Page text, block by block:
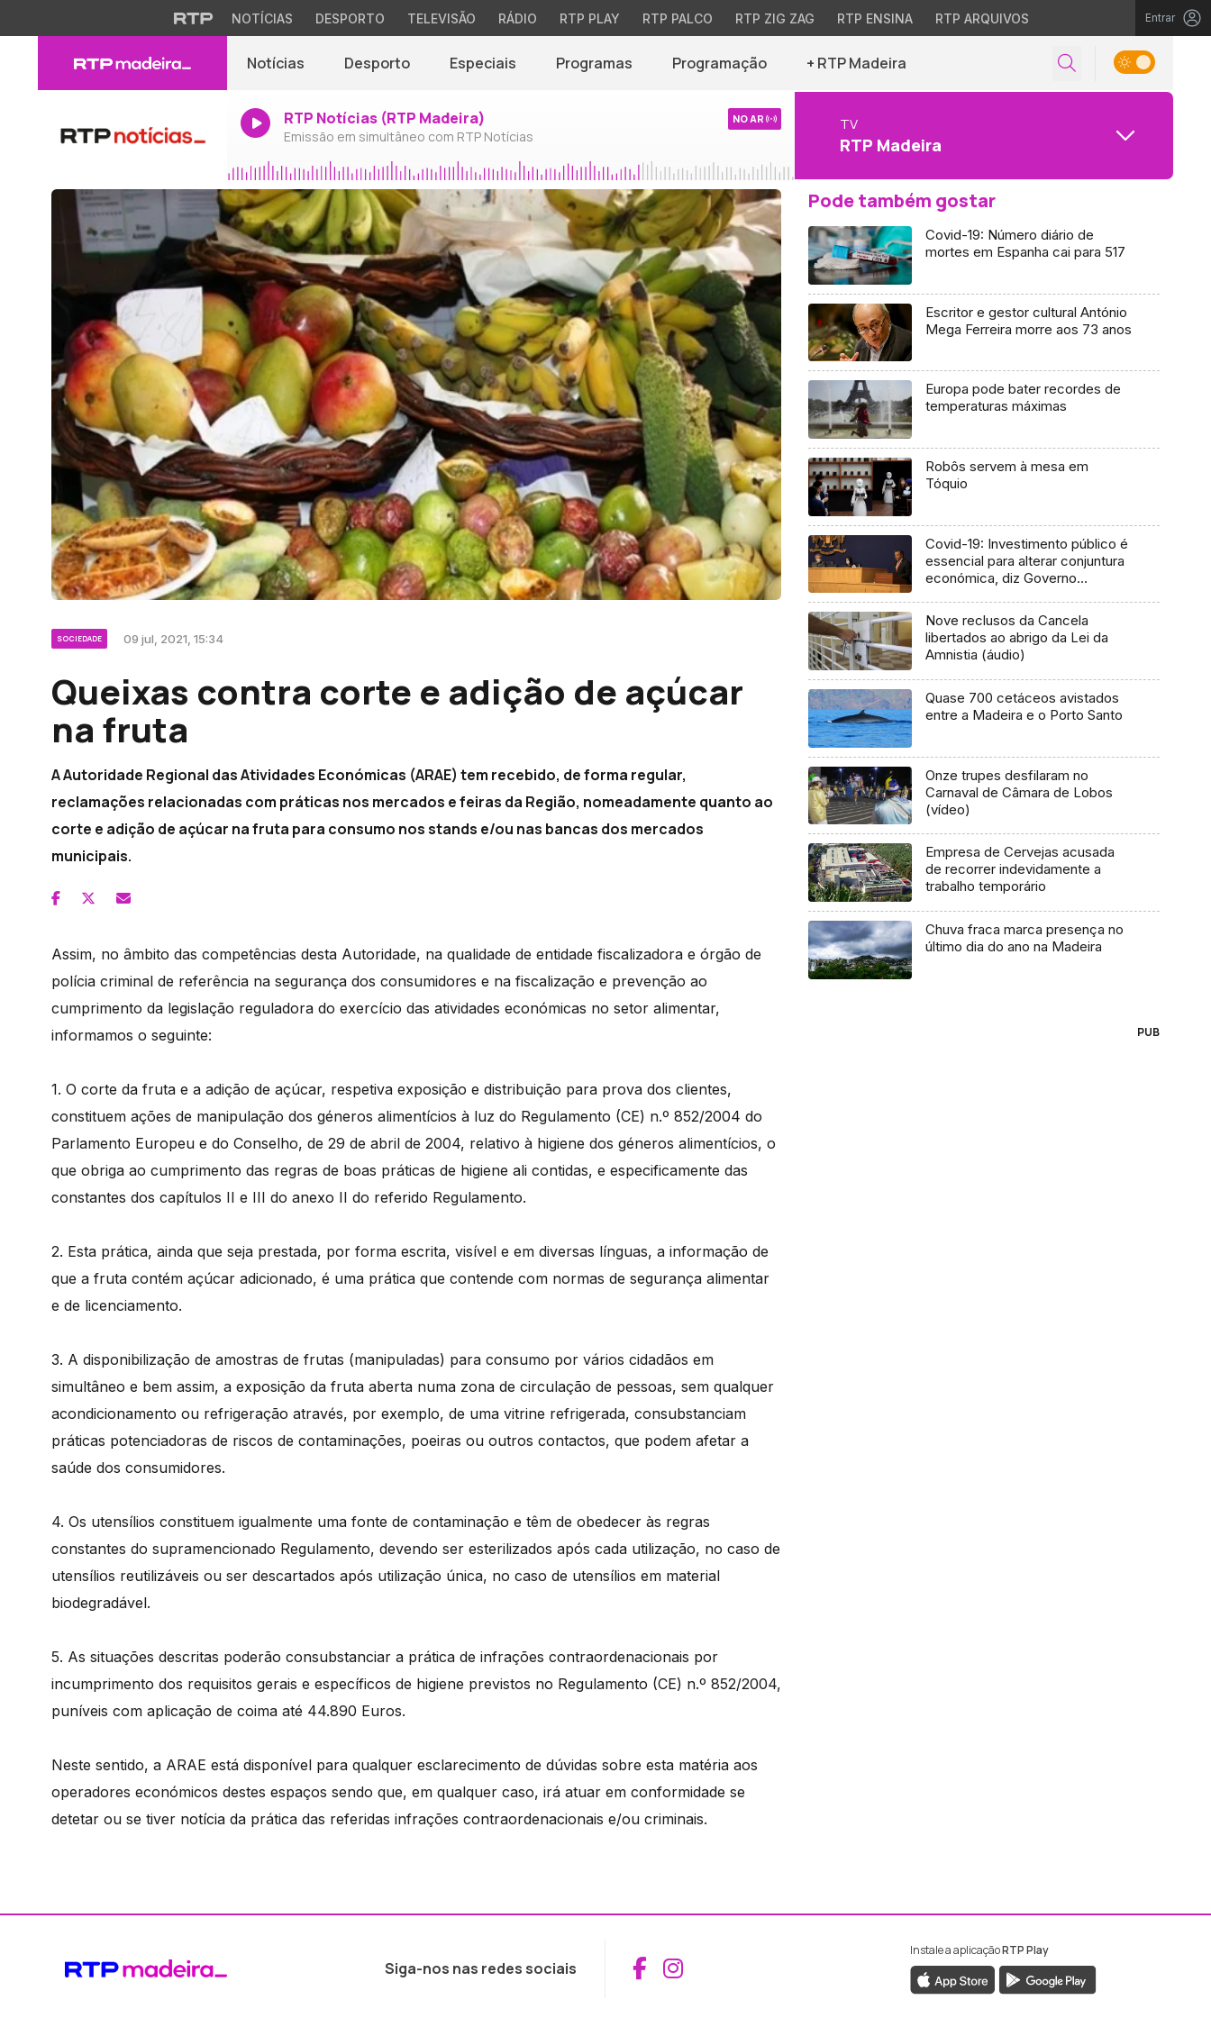
NOTÍCIAS DESPORTO TELEVISÃO RÁDIO RTP PLAY RTP PALCO RTP ZIG ZAG RTP ENSINA RTP ARQUIVOS Entrar
Notícias Desporto Especiais Programas Programação + RTP Madeira
RTP Notícias (RTP Madeira)
Emissão em simultâneo com RTP Notícias
NO AR TV
RTP Madeira
SOCIEDADE 09 jul, 2021, 15:34
Queixas contra corte e adição de açúcar
na fruta
A Autoridade Regional das Atividades Económicas (ARAE) tem recebido, de forma regular,
reclamações relacionadas com práticas nos mercados e feiras da Região, nomeadamente quanto ao
corte e adição de açúcar na fruta para consumo nos stands e/ou nas bancas dos mercados
municipais.
Assim, no âmbito das competências desta Autoridade, na qualidade de entidade fiscalizadora e órgão de
polícia criminal de referência na segurança dos consumidores e na fiscalização e prevenção ao
cumprimento da legislação reguladora do exercício das atividades económicas no setor alimentar,
informamos o seguinte:
1. O corte da fruta e a adição de açúcar, respetiva exposição e distribuição para prova dos clientes,
constituem ações de manipulação dos géneros alimentícios à luz do Regulamento (CE) n.º 852/2004 do
Parlamento Europeu e do Conselho, de 29 de abril de 2004, relativo à higiene dos géneros alimentícios, o
que obriga ao cumprimento das regras de boas práticas de higiene ali contidas, e especificamente das
constantes dos capítulos II e III do anexo II do referido Regulamento.
2. Esta prática, ainda que seja prestada, por forma escrita, visível e em diversas línguas, a informação de
que a fruta contém açúcar adicionado, é uma prática que contende com normas de segurança alimentar
e de licenciamento.
3. A disponibilização de amostras de frutas (manipuladas) para consumo por vários cidadãos em
simultâneo e bem assim, a exposição da fruta aberta numa zona de circulação de pessoas, sem qualquer
acondicionamento ou refrigeração através, por exemplo, de uma vitrine refrigerada, consubstanciam
práticas potenciadoras de riscos de contaminações, poeiras ou outros contactos, que podem afetar a
saúde dos consumidores.
4. Os utensílios constituem igualmente uma fonte de contaminação e têm de obedecer às regras
constantes do supramencionado Regulamento, devendo ser esterilizados após cada utilização, no caso de
utensílios reutilizáveis ou ser descartados após utilização única, no caso de utensílios em material
biodegradável.
5. As situações descritas poderão consubstanciar a prática de infrações contraordenacionais por
incumprimento dos requisitos gerais e específicos de higiene previstos no Regulamento (CE) n.º 852/2004,
puníveis com aplicação de coima até 44.890 Euros.
Neste sentido, a ARAE está disponível para qualquer esclarecimento de dúvidas sobre esta matéria aos
operadores económicos destes espaços sendo que, em qualquer caso, irá atuar em conformidade se
detetar ou se tiver notícia da prática das referidas infrações contraordenacionais e/ou criminais.
Pode também gostar
Covid-19: Número diário de
mortes em Espanha cai para 517
Escritor e gestor cultural António
Mega Ferreira morre aos 73 anos
Europa pode bater recordes de
temperaturas máximas
Robôs servem à mesa em
Tóquio
Covid-19: Investimento público é
essencial para alterar conjuntura
económica, diz Governo
Nove reclusos da Cancela
libertados ao abrigo da Lei da
Amnistia (áudio)
Quase 700 cetáceos avistados
entre a Madeira e o Porto Santo
Onze trupes desfilaram no
Carnaval de Câmara de Lobos
(vídeo)
Empresa de Cervejas acusada
de recorrer indevidamente a
trabalho temporário
Chuva fraca marca presença no
último dia do ano na Madeira
PUB
Siga-nos nas redes sociais Aceder ao Facebook da RTP Madeira
Aceder ao Instagram da RTP Madeira
Instale a aplicaçãoRTP Play